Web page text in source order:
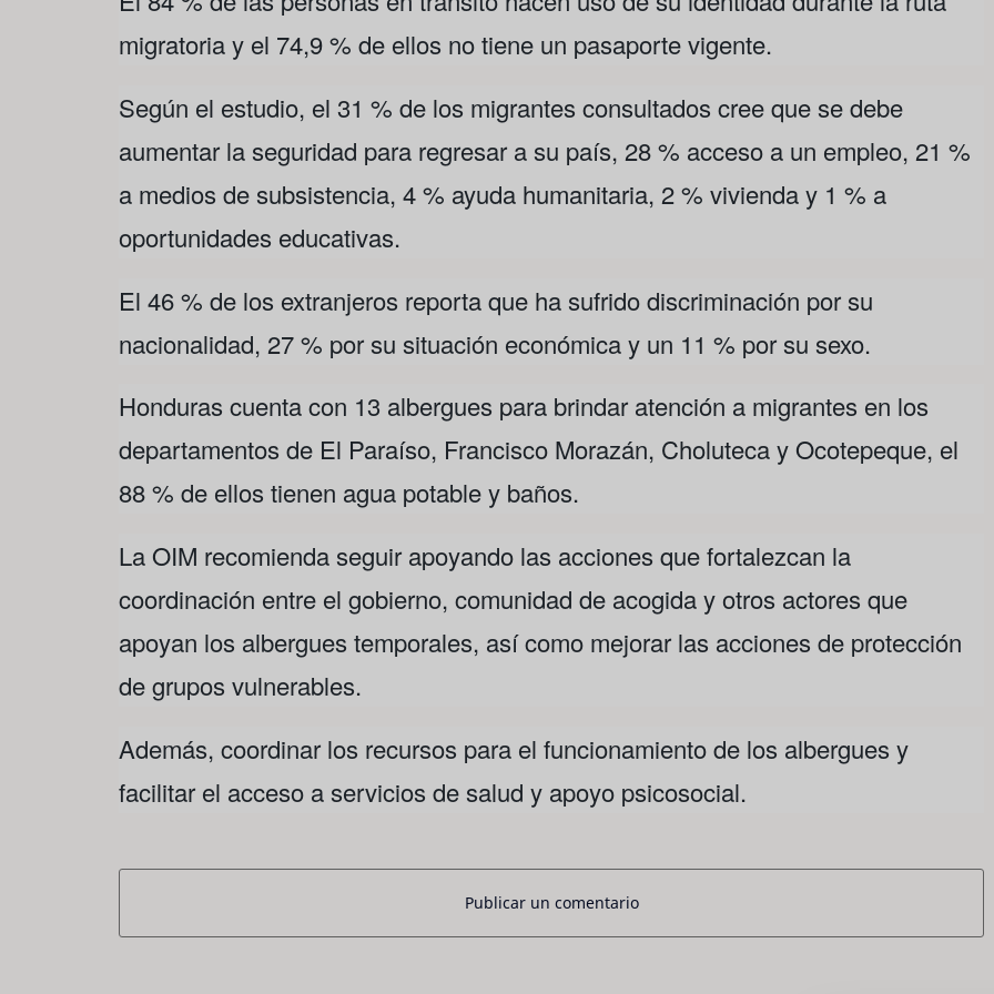
migratoria y el 74,9 % de ellos no tiene un pasaporte vigente.
Según el estudio, el 31 % de los migrantes consultados cree que se debe
aumentar la seguridad para regresar a su país, 28 % acceso a un empleo, 21 %
a medios de subsistencia, 4 % ayuda humanitaria, 2 % vivienda y 1 % a
oportunidades educativas.
El 46 % de los extranjeros reporta que ha sufrido discriminación por su
nacionalidad, 27 % por su situación económica y un 11 % por su sexo.
Honduras cuenta con 13 albergues para brindar atención a migrantes en los
departamentos de El Paraíso, Francisco Morazán, Choluteca y Ocotepeque, el
88 % de ellos tienen agua potable y baños.
La OIM recomienda seguir apoyando las acciones que fortalezcan la
coordinación entre el gobierno, comunidad de acogida y otros actores que
apoyan los albergues temporales, así como mejorar las acciones de protección
de grupos vulnerables.
Además, coordinar los recursos para el funcionamiento de los albergues y
facilitar el acceso a servicios de salud y apoyo psicosocial.
Publicar un comentario